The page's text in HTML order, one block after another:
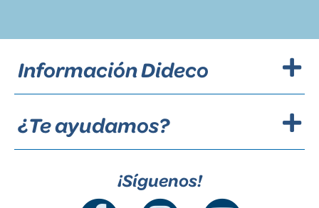
Información Dideco
¿Te ayudamos?
¡Síguenos!